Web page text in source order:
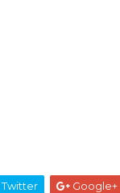
Twitter Google+